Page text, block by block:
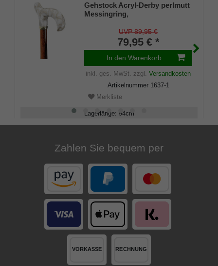
Gehstock Acryl-Derby perlmutt
Messingring,
UVP 89,95 €
79,95 € *
In den Warenkorb
inkl. ges. MwSt. zzgl. Versandkosten
Artikelnummer 1637-1
Merkliste
Lagerlänge: 94cm
Zahlen Sie bequem per